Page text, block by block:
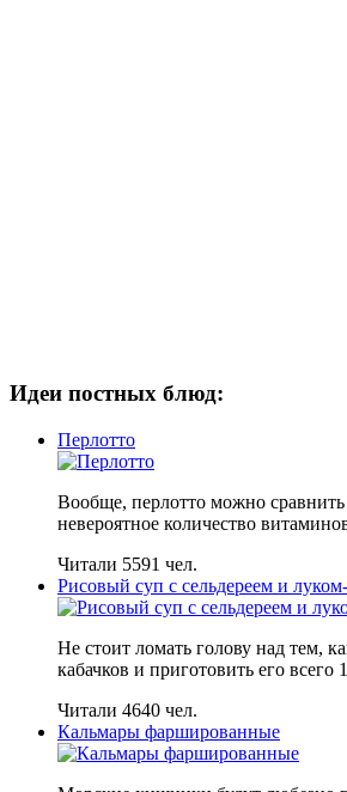
Идеи постных блюд:
Перлотто
Вообще, перлотто можно сравнить
невероятное количество
Читали 5591 чел.
Рисовый суп с сельдереем и
Не стоит ломать голову над тем,
кабачков и приготовить его всего
Читали 4640 чел.
Кальмары фаршированные